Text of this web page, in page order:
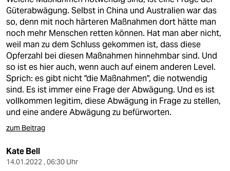
Güterabwägung. Selbst in China und Australien war das
so, denn mit noch härteren Maßnahmen dort hätte man
noch mehr Menschen retten können. Hat man aber nicht,
weil man zu dem Schluss gekommen ist, dass diese
Opferzahl bei diesen Maßnahmen hinnehmbar sind. Und
so ist es hier auch, wenn auch auf einem anderen Level.
Sprich: es gibt nicht "die Maßnahmen", die notwendig
sind. Es ist immer eine Frage der Abwägung. Und es ist
vollkommen legitim, diese Abwägung in Frage zu stellen,
und eine andere Abwägung zu befürworten.
zum Beitrag
Kate Bell
14.01.2022 , 06:30 Uhr